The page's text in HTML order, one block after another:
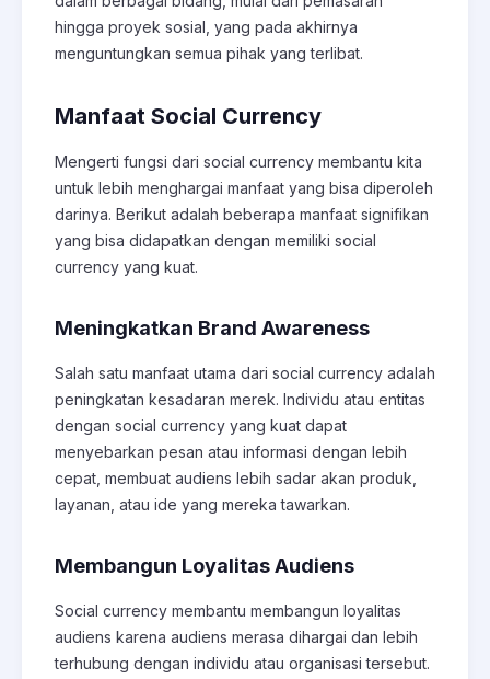
hingga proyek sosial, yang pada akhirnya
menguntungkan semua pihak yang terlibat.
Manfaat Social Currency
Mengerti fungsi dari social currency membantu kita
untuk lebih menghargai manfaat yang bisa diperoleh
darinya. Berikut adalah beberapa manfaat signifikan
yang bisa didapatkan dengan memiliki social
currency yang kuat.
Meningkatkan Brand Awareness
Salah satu manfaat utama dari social currency adalah
peningkatan kesadaran merek. Individu atau entitas
dengan social currency yang kuat dapat
menyebarkan pesan atau informasi dengan lebih
cepat, membuat audiens lebih sadar akan produk,
layanan, atau ide yang mereka tawarkan.
Membangun Loyalitas Audiens
Social currency membantu membangun loyalitas
audiens karena audiens merasa dihargai dan lebih
terhubung dengan individu atau organisasi tersebut.